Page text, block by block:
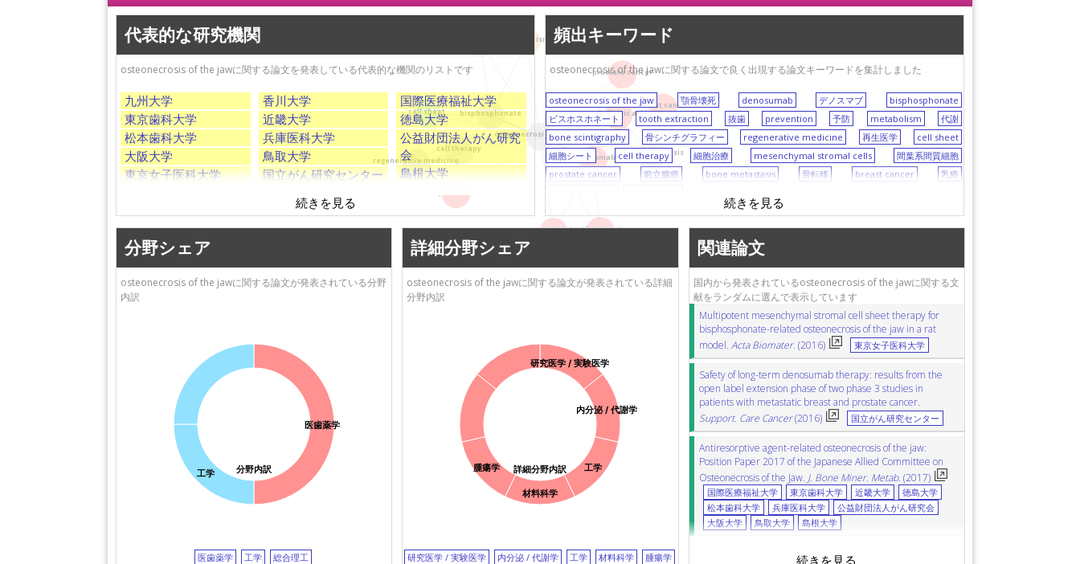
osteonecrosis of the jaw
denosumab
bisphosphonate
tooth extraction
prevention
metabolism
regenerative medicine
cell sheet
cell therapy
prostate cancer
bone metastasis
breast cancer
zoledronic acid
代表的な研究機関
osteonecrosis of the jawに関する論文を発表している代表的な機関のリストです
九州大学
東京歯科大学
松本歯科大学
大阪大学
東京女子医科大学
香川大学
近畿大学
兵庫医科大学
鳥取大学
国立がん研究センター
国際医療福祉大学
徳島大学
公益財団法人がん研究
会
島根大学
頻出キーワード
osteonecrosis of the jawに関する論文で良く出現する論文キーワードを集計しました
osteonecrosis of the jaw 顎骨壊死 denosumab デノスマブ
bisphosphonate
ビスホスホネート
tooth extraction 抜歯 prevention 予防 metabolism
代謝
bone scintigraphy
骨シンチグラフィー regenerative medicine 再生医学
cell sheet
細胞シート
cell therapy 細胞治療 mesenchymal stromal cells
間葉系間質細胞
prostate cancer
前立腺癌 bone metastasis 骨転移 breast cancer
乳癌
分野シェア
osteonecrosis of the jawに関する論文が発表されている分野
内訳
分野内訳
医歯薬学
工学
医歯薬学 工学 総合理工
詳細分野シェア
osteonecrosis of the jawに関する論文が発表されている詳細
分野内訳
詳細分野内訳
研究医学 / 実験医学
内分泌 / 代謝学
工学
材料科学
腫瘍学
研究医学 / 実験医学 内分泌 / 代謝学 工学 材料科学
腫瘍学
関連論文
国内から発表されているosteonecrosis of the jawに関する文
献をランダムに選んで表示しています
Multipotent mesenchymal stromal cell sheet therapy for
bisphosphonate-related osteonecrosis of the jaw in a rat
model. Acta Biomater. (2016) 東京女子医科大学
Safety of long-term denosumab therapy: results from the
open label extension phase of two phase 3 studies in
patients with metastatic breast and prostate cancer.
Support. Care Cancer(2016) 国立がん研究センター
Antiresorptive agent-related osteonecrosis of the jaw:
Position Paper 2017 of the Japanese Allied Committee on
Osteonecrosis of the Jaw. J. Bone Miner. Metab. (2017)
国際医療福祉大学 東京歯科大学 近畿大学
徳島大学
松本歯科大学
兵庫医科大学
公益財団法人がん研究会
大阪大学
鳥取大学 島根大学